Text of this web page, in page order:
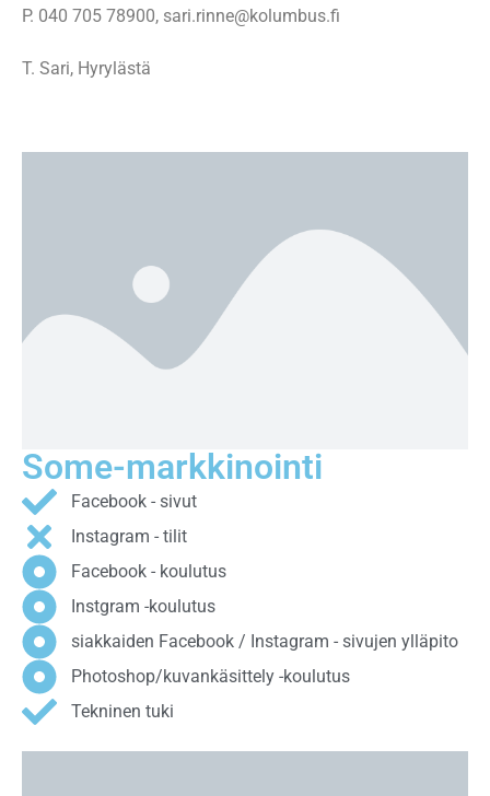
P. 040 705 78900, sari.rinne@kolumbus.fi
T. Sari, Hyrylästä
Some-markkinointi
Facebook - sivut
Instagram - tilit
Facebook - koulutus
Instgram -koulutus
siakkaiden Facebook / Instagram - sivujen ylläpito
Photoshop/kuvankäsittely -koulutus
Tekninen tuki